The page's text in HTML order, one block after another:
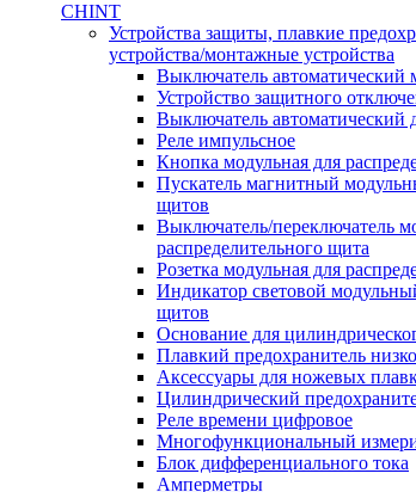
CHINT
Устройства защиты, плавкие
устройства/монтажные устройства
Выключатель автоматический
Устройство защитного
Выключатель автоматический
Реле импульсное
Кнопка модульная для
Пускатель магнитный
щитов
Выключатель/переключатель
распределительного щита
Розетка модульная для
Индикатор световой
щитов
Основание для
Плавкий предохранитель
Аксессуары для ножевых
Цилиндрический
Реле времени цифровое
Многофункциональный
Блок дифференциального тока
Амперметры